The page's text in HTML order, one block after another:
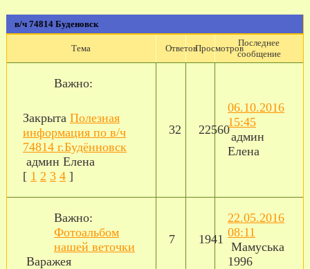
в/ч 74814 Буденовск
Тема ОтветовПросмотров
Последнее
сообщение
Важно:
Закрыта Полезная
информация по в/ч
74814 г.Будённовск
админ Елена
[ 1 2 3 4 ]
32 22560
06.10.2016
15:45
админ
Елена
Важно:
Фотоальбом
нашей веточки
Варажея
7 1941
22.05.2016
08:11
Мамуська
1996